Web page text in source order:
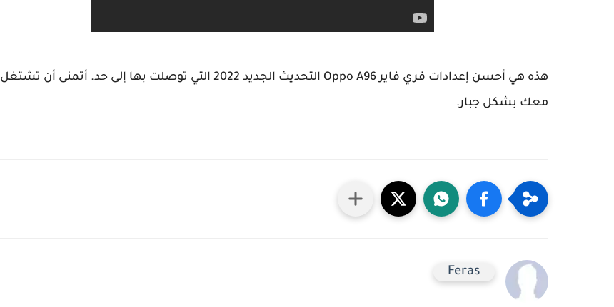
هذه هي أحسن إعدادات فري فاير Oppo A96 التحديث الجديد 2022 التي توصلت بها إلى حد. أتمنى أن تشتغل
معك بشكل جبار.
Feras